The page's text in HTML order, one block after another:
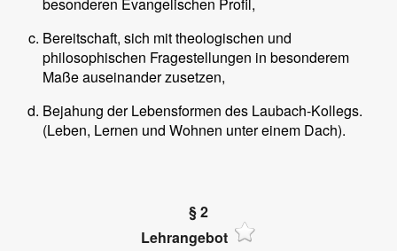
besonderen Evangelischen Profil,
Bereitschaft, sich mit theologischen und
philosophischen Fragestellungen in besonderem
Maße auseinander zusetzen,
Bejahung der Lebensformen des Laubach-Kollegs.
(Leben, Lernen und Wohnen unter einem Dach).
§ 2
Lehrangebot